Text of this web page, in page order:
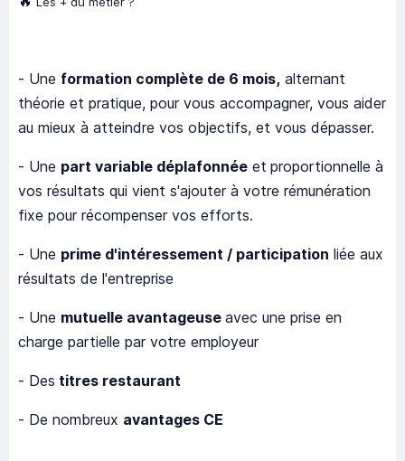
- Une formation complète de 6 mois, alternant
théorie et pratique, pour vous accompagner, vous aider
au mieux à atteindre vos objectifs, et vous dépasser.
- Une part variable déplafonnée et proportionnelle à
vos résultats qui vient s'ajouter à votre rémunération
fixe pour récompenser vos efforts.
- Une prime d'intéressement / participation liée aux
résultats de l'entreprise
- Une mutuelle avantageuse avec une prise en
charge partielle par votre employeur
- Des titres restaurant
- De nombreux avantages CE